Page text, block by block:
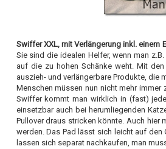
Swiffer XXL, mit Verlängerung inkl. einem
Sie sind die idealen Helfer, wenn man
auf die zu hohen Schänke weht. Mit
auszieh- und verlängerbare Produkte, die
Menschen müssen nun nicht mehr
Swiffer kommt man wirklich in (fast)
einsetzbar auch bei herumliegenden
Pullover draus stricken könnte. Auch
werden. Das Pad lässt sich leicht auf
lassen sich separat nachkaufen, man